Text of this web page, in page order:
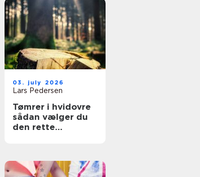
03. july 2026
Lars Pedersen
Tømrer i hvidovre
sådan vælger du
den rette